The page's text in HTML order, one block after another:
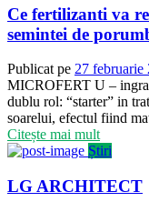
Ce fertilizanti va
semintei de
Publicat pe 27 februarie
MICROFERT U –
dublu rol: “starter” in
soarelui, efectul fiind
Citește mai mult
Știri
LG ARCHITECT